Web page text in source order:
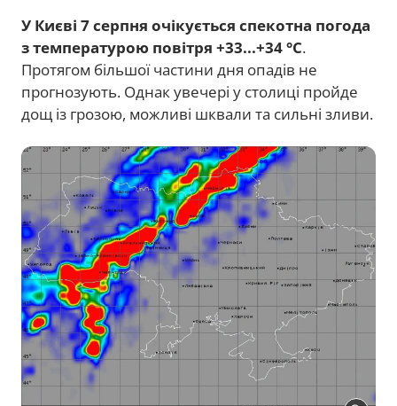
У Києві 7 серпня очікується спекотна погода
з температурою повітря +33...+34 °C.
Протягом більшої частини дня опадів не
прогнозують. Однак увечері у столиці пройде
дощ із грозою, можливі шквали та сильні зливи.